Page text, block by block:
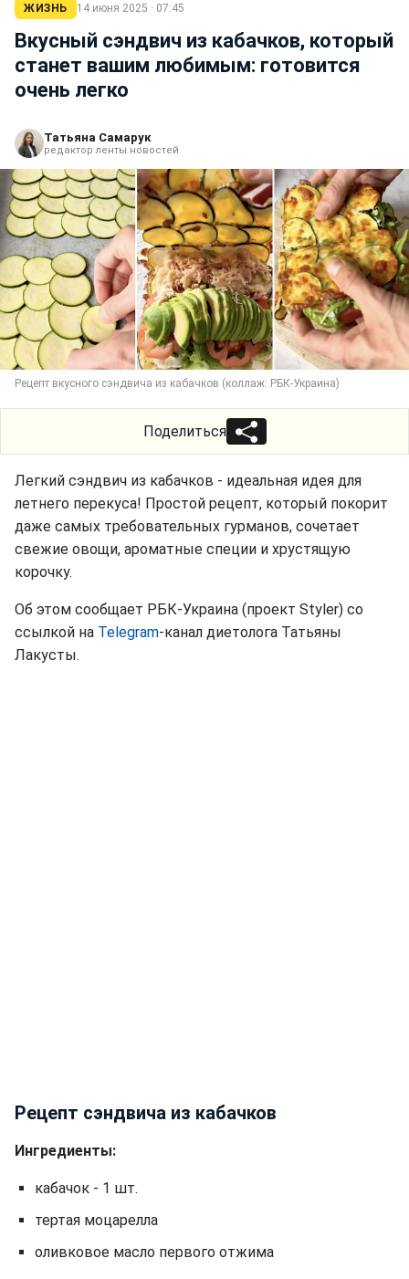
ЖИЗНЬ 14 июня 2025 · 07:45
Вкусный сэндвич из кабачков, который
станет вашим любимым: готовится
очень легко
Татьяна Самарук
редактор ленты новостей
Рецепт вкусного сэндвича из кабачков (коллаж: РБК-Украина)
Поделиться
Легкий сэндвич из кабачков - идеальная идея для
летнего перекуса! Простой рецепт, который покорит
даже самых требовательных гурманов, сочетает
свежие овощи, ароматные специи и хрустящую
корочку.
Об этом сообщает РБК-Украина (проект Styler) со
ссылкой на Telegram-канал диетолога Татьяны
Лакусты.
Рецепт сэндвича из кабачков
Ингредиенты:
кабачок - 1 шт.
тертая моцарелла
оливковое масло первого отжима